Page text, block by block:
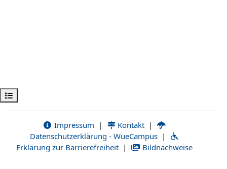
Öppna kursmenyn
Impressum | Kontakt |
Datenschutzerklärung - WueCampus |
Erklärung zur Barrierefreiheit | Bildnachweise